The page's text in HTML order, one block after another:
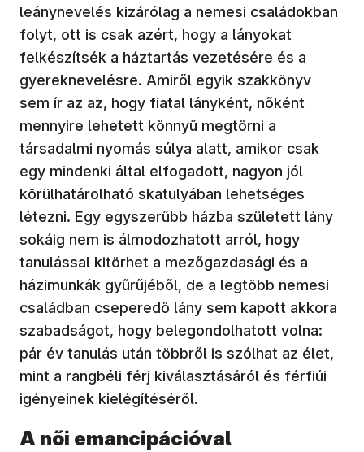
leánynevelés kizárólag a nemesi családokban
folyt, ott is csak azért, hogy a lányokat
felkészítsék a háztartás vezetésére és a
gyereknevelésre. Amiről egyik szakkönyv
sem ír az az, hogy fiatal lányként, nőként
mennyire lehetett könnyű megtörni a
társadalmi nyomás súlya alatt, amikor csak
egy mindenki által elfogadott, nagyon jól
körülhatárolható skatulyában lehetséges
létezni. Egy egyszerűbb házba született lány
sokáig nem is álmodozhatott arról, hogy
tanulással kitörhet a mezőgazdasági és a
házimunkák gyűrűjéből, de a legtöbb nemesi
családban cseperedő lány sem kapott akkora
szabadságot, hogy belegondolhatott volna:
pár év tanulás után többről is szólhat az élet,
mint a rangbéli férj kiválasztásáról és férfiúi
igényeinek kielégítéséről.
A női emancipációval